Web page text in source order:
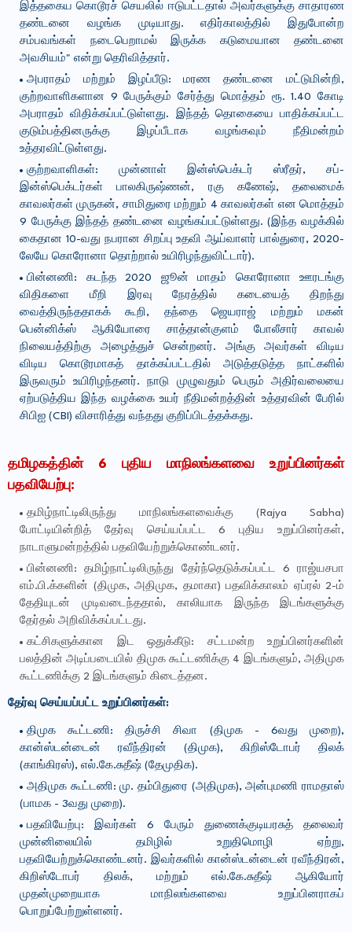
இத்தகைய கொடூரச் செயலில் ஈடுபட்டதால் அவர்களுக்கு சாதாரண
தண்டனை வழங்க முடியாது. எதிர்காலத்தில் இதுபோன்ற
சம்பவங்கள் நடைபெறாமல் இருக்க கடுமையான தண்டனை
அவசியம்" என்று தெரிவித்தார்.
அபராதம் மற்றும் இழப்பீடு: மரண தண்டனை மட்டுமின்றி,
குற்றவாளிகளான 9 பேருக்கும் சேர்த்து மொத்தம் ரூ. 1.40 கோடி
அபராதம் விதிக்கப்பட்டுள்ளது. இந்தத் தொகையை பாதிக்கப்பட்ட
குடும்பத்தினருக்கு இழப்பீடாக வழங்கவும் நீதிமன்றம்
உத்தரவிட்டுள்ளது.
குற்றவாளிகள்: முன்னாள் இன்ஸ்பெக்டர் ஸ்ரீதர், சப்-
இன்ஸ்பெக்டர்கள் பாலகிருஷ்ணன், ரகு கணேஷ், தலைமைக்
காவலர்கள் முருகன், சாமிதுரை மற்றும் 4 காவலர்கள் என மொத்தம்
9 பேருக்கு இந்தத் தண்டனை வழங்கப்பட்டுள்ளது. (இந்த வழக்கில்
கைதான 10-வது நபரான சிறப்பு உதவி ஆய்வாளர் பால்துரை, 2020-
லேயே கொரோனா தொற்றால் உயிரிழந்துவிட்டார்).
பின்னணி: கடந்த 2020 ஜூன் மாதம் கொரோனா ஊரடங்கு
விதிகளை மீறி இரவு நேரத்தில் கடையைத் திறந்து
வைத்திருந்ததாகக் கூறி, தந்தை ஜெயராஜ் மற்றும் மகன்
பென்னிக்ஸ் ஆகியோரை சாத்தான்குளம் போலீசார் காவல்
நிலையத்திற்கு அழைத்துச் சென்றனர். அங்கு அவர்கள் விடிய
விடிய கொடூரமாகத் தாக்கப்பட்டதில் அடுத்தடுத்த நாட்களில்
இருவரும் உயிரிழந்தனர். நாடு முழுவதும் பெரும் அதிர்வலையை
ஏற்படுத்திய இந்த வழக்கை உயர் நீதிமன்றத்தின் உத்தரவின் பேரில்
சிபிஐ (CBI) விசாரித்து வந்தது குறிப்பிடத்தக்கது.
தமிழகத்தின் 6 புதிய மாநிலங்களவை உறுப்பினர்கள்
பதவியேற்பு:
தமிழ்நாட்டிலிருந்து மாநிலங்களவைக்கு (Rajya Sabha)
போட்டியின்றித் தேர்வு செய்யப்பட்ட 6 புதிய உறுப்பினர்கள்,
நாடாளுமன்றத்தில் பதவியேற்றுக்கொண்டனர்.
பின்னணி: தமிழ்நாட்டிலிருந்து தேர்ந்தெடுக்கப்பட்ட 6 ராஜ்யசபா
எம்.பி.க்களின் (திமுக, அதிமுக, தமாகா) பதவிக்காலம் ஏப்ரல் 2-ம்
தேதியுடன் முடிவடைந்ததால், காலியாக இருந்த இடங்களுக்கு
தேர்தல் அறிவிக்கப்பட்டது.
கட்சிகளுக்கான இட ஒதுக்கீடு: சட்டமன்ற உறுப்பினர்களின்
பலத்தின் அடிப்படையில் திமுக கூட்டணிக்கு 4 இடங்களும், அதிமுக
கூட்டணிக்கு 2 இடங்களும் கிடைத்தன.
தேர்வு செய்யப்பட்ட உறுப்பினர்கள்:
திமுக கூட்டணி: திருச்சி சிவா (திமுக - 6வது முறை),
கான்ஸ்டன்டைன் ரவீந்திரன் (திமுக), கிறிஸ்டோபர் திலக்
(காங்கிரஸ்), எல்.கே.சுதீஷ் (தேமுதிக).
அதிமுக கூட்டணி: மு. தம்பிதுரை (அதிமுக), அன்புமணி ராமதாஸ்
(பாமக - 3வது முறை).
பதவியேற்பு: இவர்கள் 6 பேரும் துணைக்குடியரசுத் தலைவர்
முன்னிலையில் தமிழில் உறுதிமொழி ஏற்று,
பதவியேற்றுக்கொண்டனர். இவர்களில் கான்ஸ்டன்டைன் ரவீந்திரன்,
கிறிஸ்டோபர் திலக், மற்றும் எல்.கே.சுதீஷ் ஆகியோர்
முதன்முறையாக மாநிலங்களவை உறுப்பினராகப்
பொறுப்பேற்றுள்ளனர்.